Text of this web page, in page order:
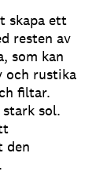
skapa ett
resten av
som kan
och rustika
filtar.
sol.
den
.